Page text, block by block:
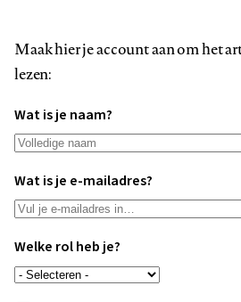
Maak hier je account aan om het
lezen:
Wat is je naam?
Wat is je e-mailadres?
Welke rol heb je?